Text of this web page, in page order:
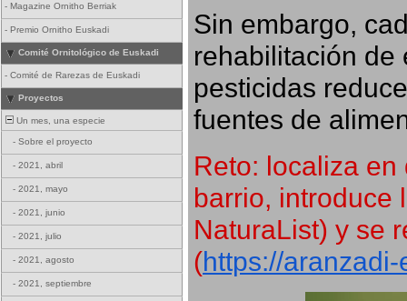
- Magazine Ornitho Berriak
- Premio Ornitho Euskadi
Comité Ornitológico de Euskadi
- Comité de Rarezas de Euskadi
Proyectos
Un mes, una especie
- Sobre el proyecto
- 2021, abril
- 2021, mayo
- 2021, junio
- 2021, julio
- 2021, agosto
- 2021, septiembre
Sin embargo,
rehabilitación de
pesticidas
fuentes de
Reto: localiza
barrio, introduce
NaturaList) y se
(https://